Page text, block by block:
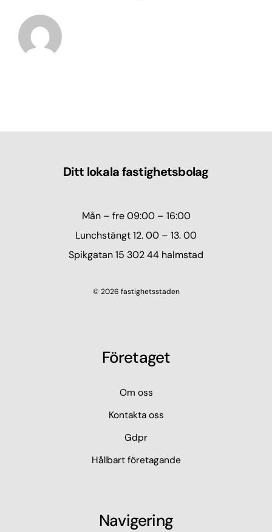
Ditt lokala fastighetsbolag
Mån – fre 09:00 – 16:00
Lunchstängt 12. 00 – 13. 00
Spikgatan 15 302 44 halmstad
© 2026 fastighetsstaden
Företaget
Om oss
Kontakta oss
Gdpr
Hållbart företagande
Navigering